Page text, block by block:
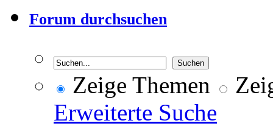
Forum durchsuchen
Zeige Themen
Erweiterte Suche